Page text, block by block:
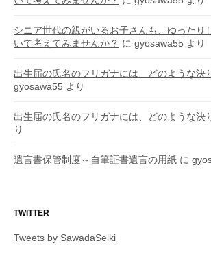
シニア世代の親がいるお子さんも、ゆったり
いて考えてみませんか？ に gyosawa55 より
出生届の氏名のフリガナには、どのような決
gyosawa55 より
出生届の氏名のフリガナには、どのような決
り
遺言書保管制度～自筆証書遺言の用紙 に
TWITTER
Tweets by SawadaSeiki